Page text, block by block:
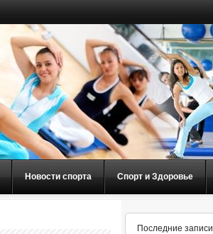
Новости спорта Спорт и Здоровье
Последние записи